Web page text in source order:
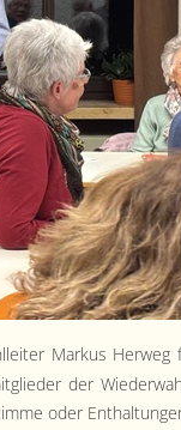
Markus Her­weg
der
oder